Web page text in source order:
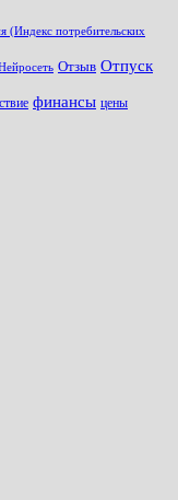
(Индекс потребительских
Отзыв Отпуск
финансы цены